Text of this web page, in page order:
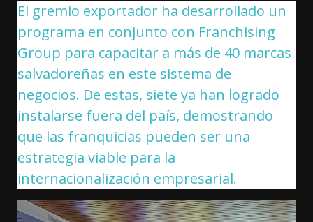
El gremio exportador ha desarrollado un
programa en conjunto con Franchising
Group para capacitar a más de 40 marcas
salvadoreñas en este sistema de
negocios. De estas, siete ya han logrado
instalarse fuera del país, demostrando
que las franquicias pueden ser una
estrategia viable para la
internacionalización empresarial.